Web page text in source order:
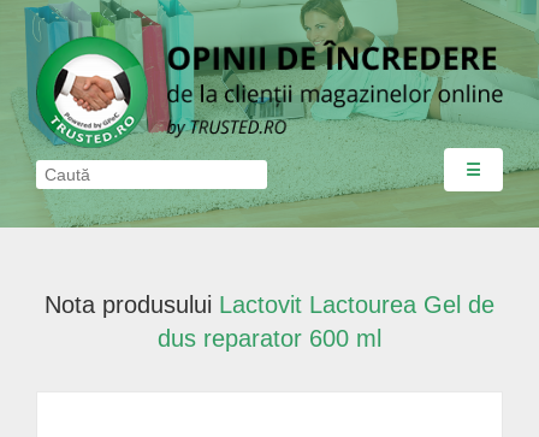
☰
Nota produsului Lactovit Lactourea Gel de
dus reparator 600 ml